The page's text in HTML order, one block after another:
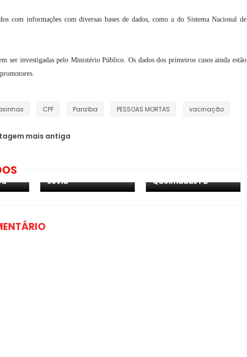
com informações com diversas bases de dados, como a do Sistema Nacional de
ser investigadas pelo Ministério Público. Os dados dos primeiros casos ainda estão
CPF Paraíba PESSOAS MORTAS vacinação
mais antiga
da
covid
Queimadas PB